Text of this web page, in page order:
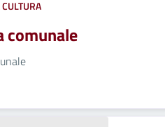
comunale